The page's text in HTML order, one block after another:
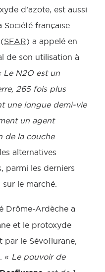
d’azote, est aussi
Société française
SFAR) a appelé en
de son utilisation à
Le N2O est un
265 fois plus
une longue demi-vie
un agent
de la couche
alternatives
parmi les derniers
le marché.
Drôme-Ardèche a
et le protoxyde
par le Sévoflurane,
« Le pouvoir de